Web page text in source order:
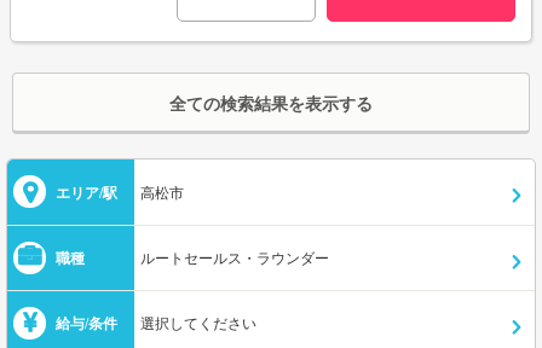
全ての検索結果を表示する
エリア/駅 高松市
職種 ルートセールス・ラウンダー
給与/条件 選択してください